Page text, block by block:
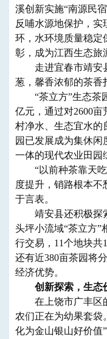
溪创新实施“南源民
反哺水源地保护，实
环，水环境质量稳
彰，成为江西生态旅
走进宜春市靖安县
葱，馨香浓郁的茶香
“茶立方”生态茶园
亿元，通过对2600
村净水、生态宜水的
园已发展成为集休
一体的现代农业田园
“以前种茶靠天吃
度提升，销路根本不
于言表。
靖安县还积极探索
头坪小流域“茶立方”
行交易，11个地块共
还有近380亩茶园将
经济优势。
创新探索，生态
在上饶市广丰区的
农们正在为幼果套袋
化为金山银山好价值